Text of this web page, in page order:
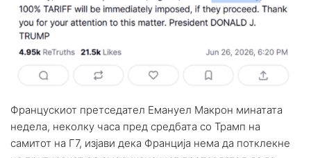
Францускиот претседател Емануел Макрон минатата
недела, неколку часа пред средбата со Трамп на
самитот на Г7, изјави дека Франција нема да потклекне